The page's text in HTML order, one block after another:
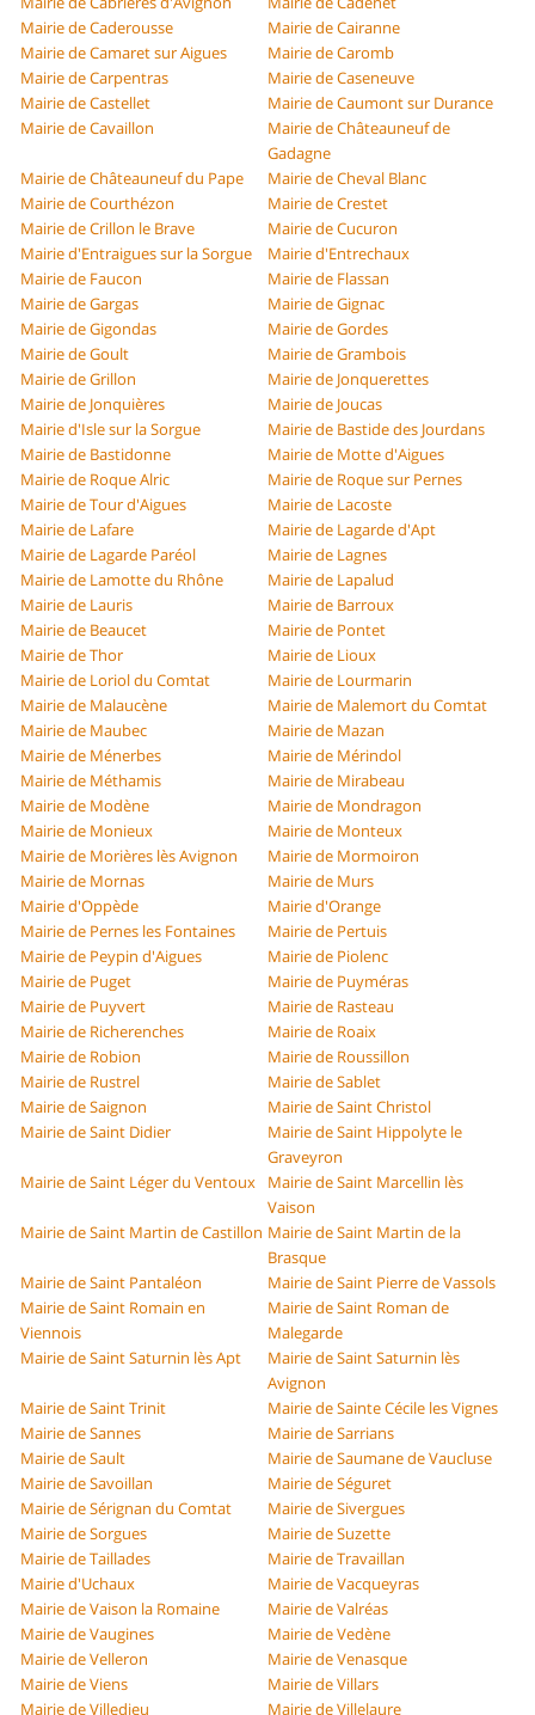
Mairie de Caderousse
Mairie de Cairanne
Mairie de Camaret sur Aigues
Mairie de Caromb
Mairie de Carpentras
Mairie de Caseneuve
Mairie de Castellet
Mairie de Caumont sur Durance
Mairie de Cavaillon
Mairie de Châteauneuf de
Gadagne
Mairie de Châteauneuf du Pape
Mairie de Cheval Blanc
Mairie de Courthézon
Mairie de Crestet
Mairie de Crillon le Brave
Mairie de Cucuron
Mairie d'Entraigues sur la Sorgue
Mairie d'Entrechaux
Mairie de Faucon
Mairie de Flassan
Mairie de Gargas
Mairie de Gignac
Mairie de Gigondas
Mairie de Gordes
Mairie de Goult
Mairie de Grambois
Mairie de Grillon
Mairie de Jonquerettes
Mairie de Jonquières
Mairie de Joucas
Mairie d'Isle sur la Sorgue
Mairie de Bastide des Jourdans
Mairie de Bastidonne
Mairie de Motte d'Aigues
Mairie de Roque Alric
Mairie de Roque sur Pernes
Mairie de Tour d'Aigues
Mairie de Lacoste
Mairie de Lafare
Mairie de Lagarde d'Apt
Mairie de Lagarde Paréol
Mairie de Lagnes
Mairie de Lamotte du Rhône
Mairie de Lapalud
Mairie de Lauris
Mairie de Barroux
Mairie de Beaucet
Mairie de Pontet
Mairie de Thor
Mairie de Lioux
Mairie de Loriol du Comtat
Mairie de Lourmarin
Mairie de Malaucène
Mairie de Malemort du Comtat
Mairie de Maubec
Mairie de Mazan
Mairie de Ménerbes
Mairie de Mérindol
Mairie de Méthamis
Mairie de Mirabeau
Mairie de Modène
Mairie de Mondragon
Mairie de Monieux
Mairie de Monteux
Mairie de Morières lès Avignon
Mairie de Mormoiron
Mairie de Mornas
Mairie de Murs
Mairie d'Oppède
Mairie d'Orange
Mairie de Pernes les Fontaines
Mairie de Pertuis
Mairie de Peypin d'Aigues
Mairie de Piolenc
Mairie de Puget
Mairie de Puyméras
Mairie de Puyvert
Mairie de Rasteau
Mairie de Richerenches
Mairie de Roaix
Mairie de Robion
Mairie de Roussillon
Mairie de Rustrel
Mairie de Sablet
Mairie de Saignon
Mairie de Saint Christol
Mairie de Saint Didier
Mairie de Saint Hippolyte le
Graveyron
Mairie de Saint Léger du Ventoux
Mairie de Saint Marcellin lès
Vaison
Mairie de Saint Martin de Castillon Mairie de Saint Martin de la
Brasque
Mairie de Saint Pantaléon
Mairie de Saint Pierre de Vassols
Mairie de Saint Romain en
Viennois
Mairie de Saint Roman de
Malegarde
Mairie de Saint Saturnin lès Apt
Mairie de Saint Saturnin lès
Avignon
Mairie de Saint Trinit
Mairie de Sainte Cécile les Vignes
Mairie de Sannes
Mairie de Sarrians
Mairie de Sault
Mairie de Saumane de Vaucluse
Mairie de Savoillan
Mairie de Séguret
Mairie de Sérignan du Comtat
Mairie de Sivergues
Mairie de Sorgues
Mairie de Suzette
Mairie de Taillades
Mairie de Travaillan
Mairie d'Uchaux
Mairie de Vacqueyras
Mairie de Vaison la Romaine
Mairie de Valréas
Mairie de Vaugines
Mairie de Vedène
Mairie de Velleron
Mairie de Venasque
Mairie de Viens
Mairie de Villars
Mairie de Villedieu
Mairie de Villelaure